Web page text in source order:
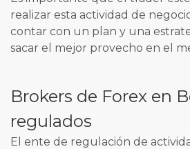
realizar esta actividad de
contar con un plan y una
sacar el mejor provecho en el
Brokers de Forex en
regulados
El ente de regulación de